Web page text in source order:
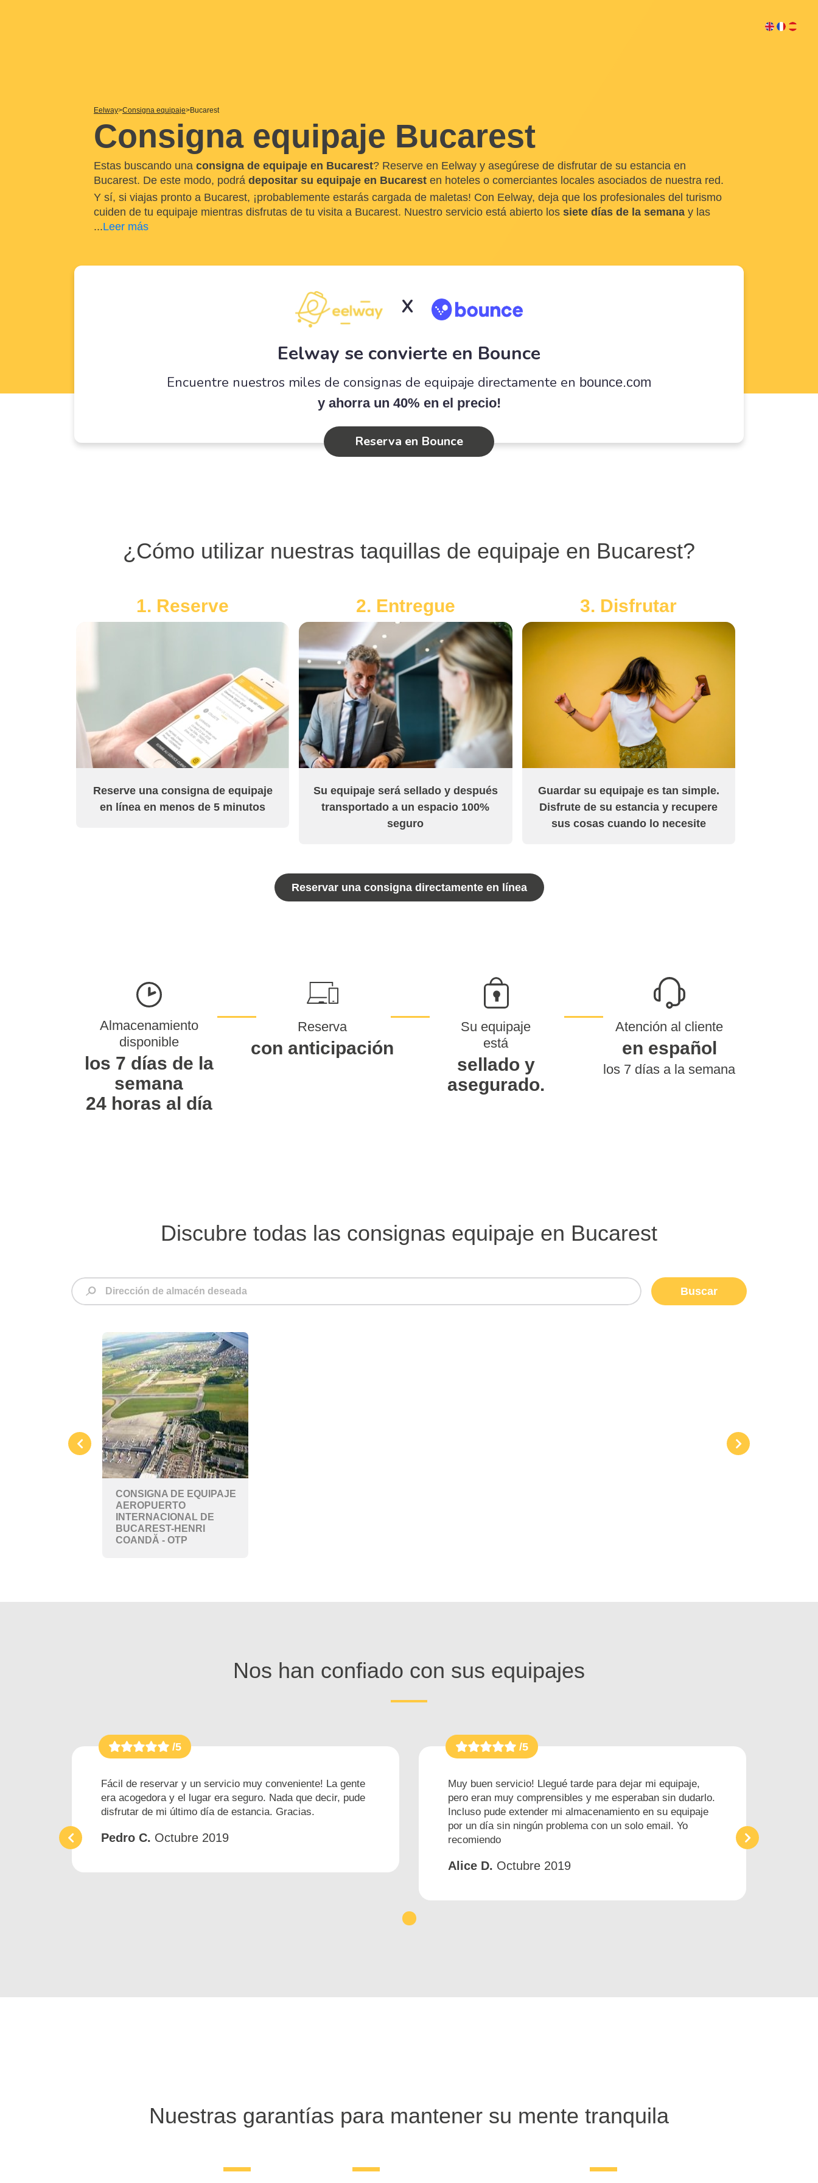
Eelway Consigna equipaje Bucarest
Consigna equipaje Bucarest
Estas buscando una consigna de equipaje en Bucarest? Reserve en Eelway y asegúrese de disfrutar de su estancia en
Bucarest. De este modo, podrá depositar su equipaje en Bucarest en hoteles o comerciantes locales asociados de nuestra red.
Y sí, si viajas pronto a Bucarest, ¡probablemente estarás cargada de maletas! Con Eelway, deja que los profesionales del turismo
cuiden de tu equipaje mientras disfrutas de tu visita a Bucarest. Nuestro servicio está abierto los siete días de la semana y las
...Leer más
X
Eelway se convierte en Bounce
Encuentre nuestros miles de consignas de equipaje directamente en bounce.com
y ahorra un 40% en el precio!
Reserva en Bounce
¿Cómo utilizar nuestras taquillas de equipaje en Bucarest?
1. Reserve
Reserve una consigna de equipaje
en línea en menos de 5 minutos
2. Entregue
Su equipaje será sellado y después
transportado a un espacio 100%
seguro
3. Disfrutar
Guardar su equipaje es tan simple.
Disfrute de su estancia y recupere
sus cosas cuando lo necesite
Reservar una consigna directamente en línea
Almacenamiento
disponible
los 7 días de la
semana
24 horas al día
Reserva
con anticipación
Su equipaje
está
sellado y
asegurado.
Atención al cliente
en español
los 7 días a la semana
Discubre todas las consignas equipaje en Bucarest
Buscar
CONSIGNA DE EQUIPAJE
AEROPUERTO
INTERNACIONAL DE
BUCAREST-HENRI
COANDĂ - OTP
Nos han confiado con sus equipajes
/5
Fácil de reservar y un servicio muy conveniente! La gente
era acogedora y el lugar era seguro. Nada que decir, pude
disfrutar de mi último día de estancia. Gracias.
Pedro C. Octubre 2019
/5
Muy buen servicio! Llegué tarde para dejar mi equipaje,
pero eran muy comprensibles y me esperaban sin dudarlo.
Incluso pude extender mi almacenamiento en su equipaje
por un día sin ningún problema con un solo email. Yo
recomiendo
Alice D. Octubre 2019
Nuestras garantías para mantener su mente tranquila